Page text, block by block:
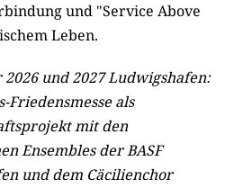
und "Service Above
Leben.
und 2027 Ludwigshafen:
Friedensmesse als
mit den
Ensembles der BASF
und dem Cäcilienchor